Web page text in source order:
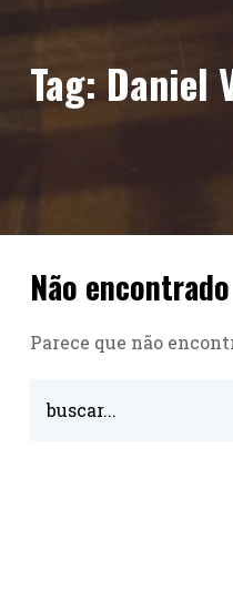
Tag: Daniel
Não encontrado
Parece que não